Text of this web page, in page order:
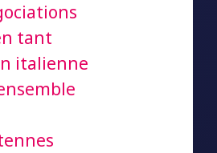
tant
italienne